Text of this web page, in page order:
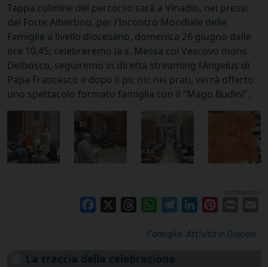
Tappa culmine del percorso sarà a Vinadio, nei pressi
del Forte Albertino, per l’Incontro Mondiale delle
Famiglie a livello diocesano, domenica 26 giugno dalle
ore 10.45; celebreremo la s. Messa col Vescovo mons.
Delbosco, seguiremo in diretta streaming l’Angelus di
Papa Francesco e dopo il pic nic nei prati, verrà offerto
uno spettacolo formato famiglia con il “Mago Budinì”.
condividi su
Facebook ThreadsWhatsAppTelegramLinkedIn
Attività in Diocesi
Famiglia
La traccia della celebrazione